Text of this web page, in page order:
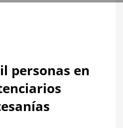
92.3 FM
personas en